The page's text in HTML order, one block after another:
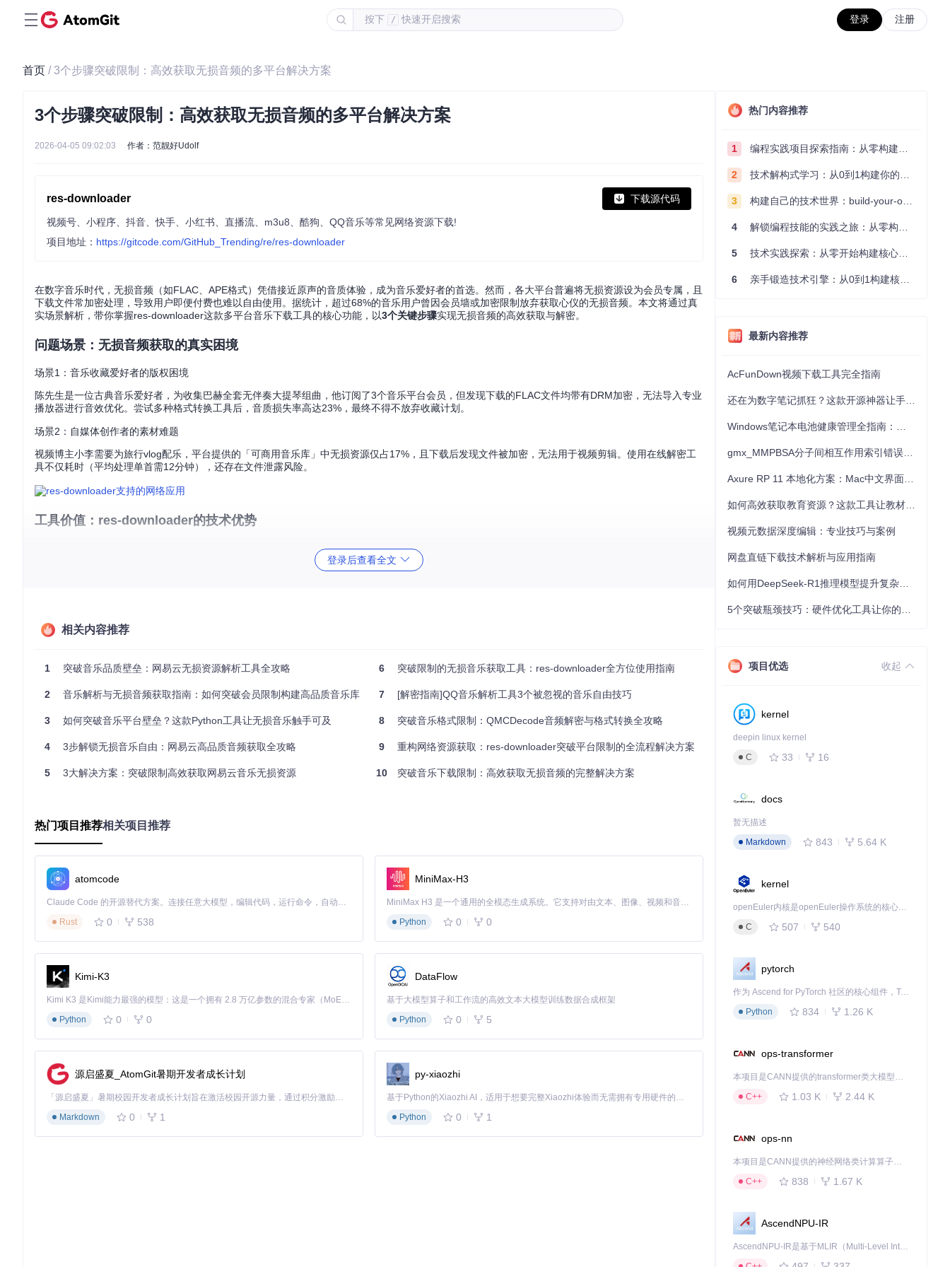
按下 / 快速开启搜索 登录 注册
首页 / 3个步骤突破限制：高效获取无损音频的多平台解决方案
3个步骤突破限制：高效获取无损音频的多平台解决方案
2026-04-05 09:02:03 作者：范靓好Udolf
res-downloader 下载源代码
视频号、小程序、抖音、快手、小红书、直播流、m3u8、酷狗、QQ音乐等常见网络资源下载!
项目地址： https://gitcode.com/GitHub_Trending/re/res-downloader
在数字音乐时代，无损音频（如FLAC、APE格式）凭借接近原声的音质体验，成为音乐爱好者的首选。然而，各大平台普遍将无损资源设为会员专属，且
下载文件常加密处理，导致用户即便付费也难以自由使用。据统计，超过68%的音乐用户曾因会员墙或加密限制放弃获取心仪的无损音频。本文将通过真
实场景解析，带你掌握res-downloader这款多平台音乐下载工具的核心功能，以3个关键步骤实现无损音频的高效获取与解密。
问题场景：无损音频获取的真实困境
场景1：音乐收藏爱好者的版权困境
陈先生是一位古典音乐爱好者，为收集巴赫全套无伴奏大提琴组曲，他订阅了3个音乐平台会员，但发现下载的FLAC文件均带有DRM加密，无法导入专业
播放器进行音效优化。尝试多种格式转换工具后，音质损失率高达23%，最终不得不放弃收藏计划。
场景2：自媒体创作者的素材难题
视频博主小李需要为旅行vlog配乐，平台提供的「可商用音乐库」中无损资源仅占17%，且下载后发现文件被加密，无法用于视频剪辑。使用在线解密工
具不仅耗时（平均处理单首需12分钟），还存在文件泄露风险。
工具价值：res-downloader的技术优势
res-downloader作为一款专业的网络资源嗅探工具，通过深度流量分析技术，可实时监控并捕获音频流数据。其核心优势在于：
：支持抖音、快手、QQ音乐等20+主流平台的无损资源提取
实施路径：从安装到获取的完整流程
git clone
然后进入项目目录，根据操作系统执行对应编译命令。⚠️注意：Linux系统需提前安装libpcap-dev依赖包，否则可能导致流量监控功能异常。
核心流程（操作难度：★★☆☆☆）
发"网络通行证"。
然后进入工具配置页面，设置代理地址为
，保存路径建议选择剩余空间大于
默认抓取无损资源。
接着在浏览器中播放目标音频，工具会自动识别并显示资源列表。此时可通过"类型"筛选仅显示音频文件，平均响应时间约2.3秒。
异常处理（操作难度：★★★☆☆）
症状：资源列表无显示
解决方案：检查系统代理是否已设置为127.0.0.1:8899，可通过 curl -x http://127.0.0.1:8899 http://example.com验证代理连通性
症状：下载文件无法播放
场景化解决方案：垂直领域的深度应用
场景1：QQ音乐专辑批量下载
在QQ音乐网页版打开目标专辑页面，点击"播放全部"。工具将自动捕获所有歌曲资源，勾选后点击"批量下载"，
登录后查看全文
相关内容推荐
1 突破音乐品质壁垒：网易云无损资源解析工具全攻略
2 音乐解析与无损音频获取指南：如何突破会员限制构建高品质音乐库
3 如何突破音乐平台壁垒？这款Python工具让无损音乐触手可及
4 3步解锁无损音乐自由：网易云高品质音频获取全攻略
5 3大解决方案：突破限制高效获取网易云音乐无损资源
6 突破限制的无损音乐获取工具：res-downloader全方位使用指南
7 [解密指南]QQ音乐解析工具3个被忽视的音乐自由技巧
8 突破音乐格式限制：QMCDecode音频解密与格式转换全攻略
9 重构网络资源获取：res-downloader突破平台限制的全流程解决方案
10 突破音乐下载限制：高效获取无损音频的完整解决方案
热门项目推荐相关项目推荐
atomcode
Claude Code 的开源替代方案。连接任意大模型，编辑代码，运行命令，自动验证 — 全自动执行。用 Rust 构建，极致性能。 ｜ An open-source alternative to Claude Code. Connect any LLM, edit code, run commands, and verify changes — autonomously. Built in Rust for speed. Get Started
Rust
0 538
MiniMax-H3
MiniMax H3 是一个通用的全模态生成系统。它支持对由文本、图像、视频和音频组成的多模态上下文进行统一理解，并能生成分辨率高达 2K、时长可达 15 秒的带原生立体声音频的视频。得益于面向任务泛化的系统设计，H3 在预训练阶段就已具备广泛的多模态上下文理解与生成能力，能够出色地执行复杂的多模态指令。
Python
0 0
Kimi-K3
Kimi K3 是Kimi能力最强的模型：这是一个拥有 2.8 万亿参数的混合专家（MoE）模型，具备原生视觉理解能力，并支持 100 万 token 的上下文窗口。
Python
0 0
DataFlow
基于大模型算子和工作流的高效文本大模型训练数据合成框架
Python
0 5
源启盛夏_AtomGit暑期开发者成长计划
「源启盛夏」暑期校园开发者成长计划旨在激活校园开源力量，通过积分激励、认证扶持、资源倾斜等形式，引导高校组织和开发者完成「入驻 — 建项目 — 做贡献 — 获认证 — 得资源」的完整闭环。无论你是想带领社团入驻平台的组织者，还是希望用代码贡献证明自己的开发者，都能在这里找到属于你的成长路径。
Markdown
0 1
py-xiaozhi
基于Python的Xiaozhi AI，适用于想要完整Xiaozhi体验而无需拥有专用硬件的用户。
Python
0 1
热门内容推荐
1 编程实践项目探索指南：从零构建技术能力体系
2 技术解构式学习：从0到1构建你的编程知识体系
3 构建自己的技术世界：build-your-own-x项目的实践探索指南
4 解锁编程技能的实践之旅：从零构建你的技术世界
5 技术实践探索：从零开始构建核心系统的实践指南
6 亲手锻造技术引擎：从0到1构建核心系统的实践指南
最新内容推荐
AcFunDown视频下载工具完全指南
视频元数据深度编辑：专业技巧与案例
网盘直链下载技术解析与应用指南
项目优选 收起
kernel
deepin linux kernel
C
33 16
docs
暂无描述
Markdown
843 5.64 K
kernel
openEuler内核是openEuler操作系统的核心，既是系统性能与稳定性的基石，也是连接处理器、设备与服务的桥梁。
C
507 540
pytorch
作为 Ascend for PyTorch 社区的核心组件，TorchNPU 是昇腾专为 PyTorch 打造的深度学习适配插件，使 PyTorch 框架能够直接调用昇腾 NPU，为开发者提供昇腾 AI 处理器的超强算力。
Python
834 1.26 K
ops-transformer
本项目是CANN提供的transformer类大模型算子库，实现网络在NPU上加速计算。
C++
1.03 K 2.44 K
ops-nn
本项目是CANN提供的神经网络类计算算子库，实现网络在NPU上加速计算。
C++
838 1.67 K
AscendNPU-IR
AscendNPU-IR是基于MLIR（Multi-Level Intermediate Representation）构建的，面向昇腾亲和算子编译时使用的中间表示，提供昇腾完备表达能力，通过编译优化提升昇腾AI处理器计算效率，支持通过生态框架使能昇腾AI处理器与深度调优